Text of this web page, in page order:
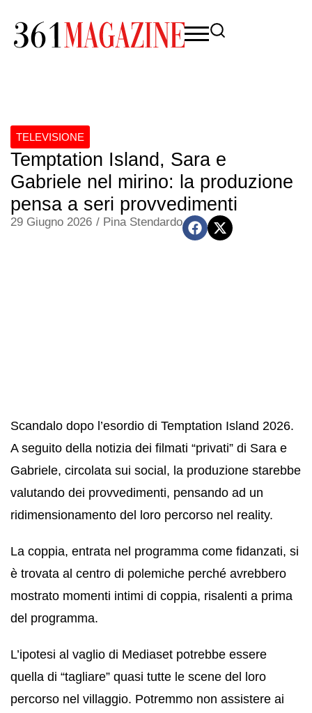
TELEVISIONE
Temptation Island, Sara e
Gabriele nel mirino: la produzione
pensa a seri provvedimenti
29 Giugno 2026 / Pina Stendardo
Scandalo dopo l’esordio di Temptation Island 2026.
A seguito della notizia dei filmati “privati” di Sara e
Gabriele, circolata sui social, la produzione starebbe
valutando dei provvedimenti, pensando ad un
ridimensionamento del loro percorso nel reality.
La coppia, entrata nel programma come fidanzati, si
è trovata al centro di polemiche perché avrebbero
mostrato momenti intimi di coppia, risalenti a prima
del programma.
L’ipotesi al vaglio di Mediaset potrebbe essere
quella di “tagliare” quasi tutte le scene del loro
percorso nel villaggio. Potremmo non assistere ai